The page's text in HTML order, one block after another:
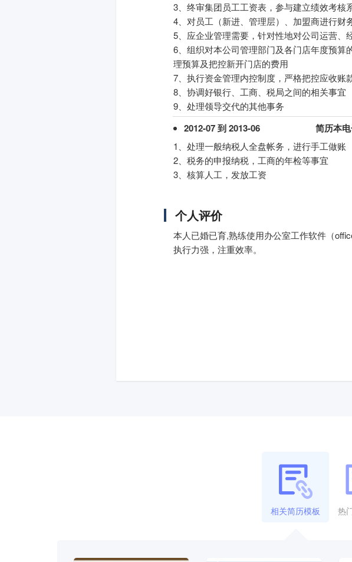
3、终审集团员工工资表，参与建立绩效考核
4、对员工（新进、管理层）、加盟商进行财
5、应企业管理需要，针对性地对公司运营、
6、组织对本公司管理部门及各门店年度预
理预算及把控新开门店的费用
7、执行资金管理内控制度，严格把控应收
8、协调好银行、工商、税局之间的相关事宜
9、处理领导交代的其他事务
2012-07 到 2013-06 简历本
1、处理一般纳税人全盘帐务，进行手工做账
2、税务的申报纳税，工商的年检等事宜
3、核算人工，发放工资
个人评价
本人已婚已育,熟练使用办公室工作软件（
执行力强，注重效率。
相关简历模板 热